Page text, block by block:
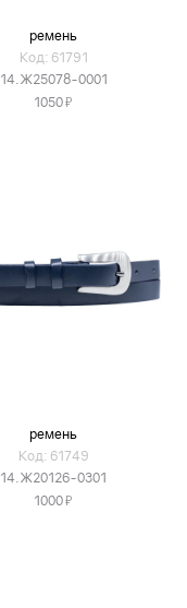
ремень
Код: 61791
14.Ж25078-0001
1050Я
ремень
Код: 61749
14.Ж20126-0301
1000Я